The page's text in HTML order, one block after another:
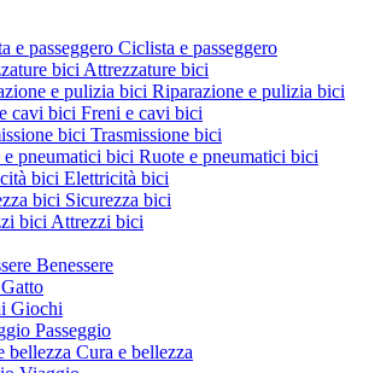
Ciclista e passeggero
Attrezzature bici
Riparazione e pulizia bici
Freni e cavi bici
Trasmissione bici
Ruote e pneumatici bici
Elettricità bici
Sicurezza bici
Attrezzi bici
Benessere
Gatto
Giochi
Passeggio
Cura e bellezza